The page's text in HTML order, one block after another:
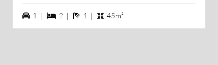
1 vagas na garagem
1 | 2 dormiórios
2 | 1 banheiros
1 | 45m²